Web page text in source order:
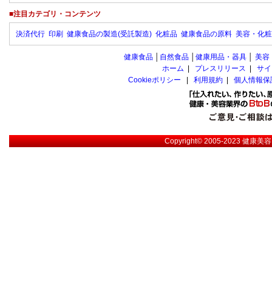
■注目カテゴリ・コンテンツ
決済代行 印刷 健康食品の製造(受託製造) 化粧品 健康食品の原料 美容・化
健康食品 自然食品 健康用品・器具 美容
ホーム
プレスリリース
サ
Cookieポリシー
利用規約 個人情報
Copyright© 2005-2023健康美